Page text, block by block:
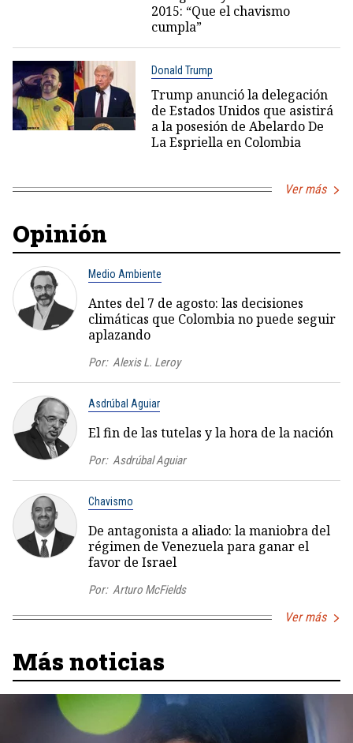
2015: “Que el chavismo
cumpla”
Donald Trump
Trump anunció la delegación
de Estados Unidos que asistirá
a la posesión de Abelardo De
La Espriella en Colombia
Ver más
Opinión
Medio Ambiente
Antes del 7 de agosto: las decisiones
climáticas que Colombia no puede seguir
aplazando
Por: Alexis L. Leroy
Asdrúbal Aguiar
El fin de las tutelas y la hora de la nación
Por: Asdrúbal Aguiar
Chavismo
De antagonista a aliado: la maniobra del
régimen de Venezuela para ganar el
favor de Israel
Por: Arturo McFields
Ver más
Más noticias